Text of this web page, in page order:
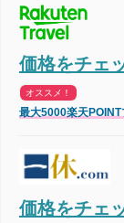
価格をチェ
オススメ！
最大5000楽天POINT
価格をチェ